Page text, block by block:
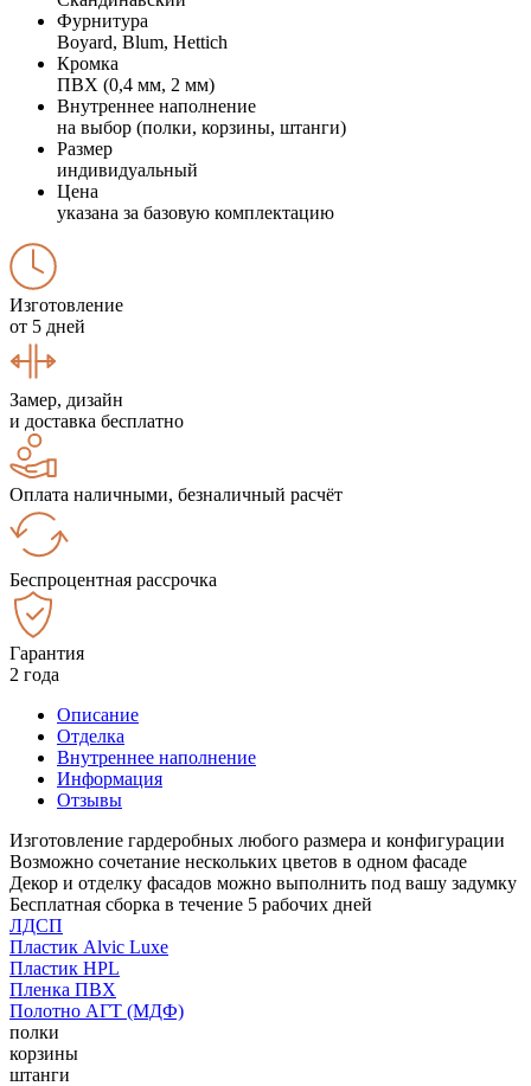
Фурнитура
Boyard, Blum, Hettich
Кромка
ПВХ (0,4 мм, 2 мм)
Внутреннее наполнение
на выбор (полки, корзины, штанги)
Размер
индивидуальный
Цена
указана за базовую комплектацию
Изготовление
от 5 дней
Замер, дизайн
и доставка бесплатно
Оплата наличными, безналичный расчёт
Беспроцентная рассрочка
Гарантия
2 года
Описание
Отделка
Внутреннее наполнение
Информация
Отзывы
Изготовление гардеробных любого размера и конфигурации
Возможно сочетание нескольких цветов в одном фасаде
Декор и отделку фасадов можно выполнить под вашу задумку
Бесплатная сборка в течение 5 рабочих дней
ЛДСП
Пластик Alvic Luxe
Пластик HPL
Пленка ПВХ
Полотно АГТ (МДФ)
полки
корзины
штанги